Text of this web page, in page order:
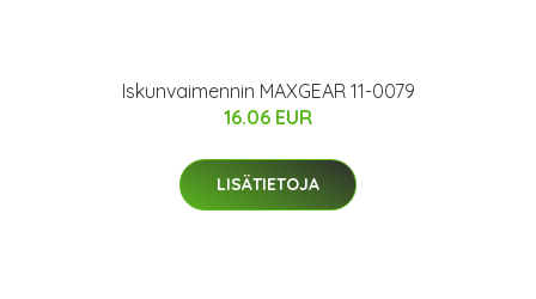
Iskunvaimennin MAXGEAR 11-0079
16.06 EUR
LISÄTIETOJA